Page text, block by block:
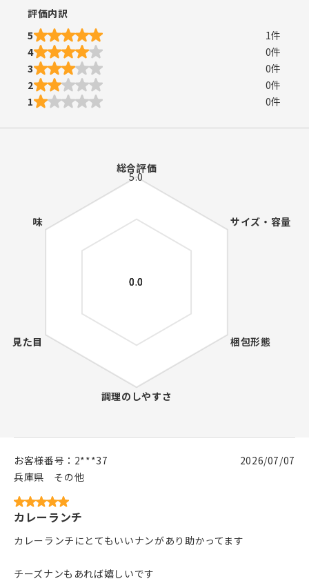
評価内訳
5
1件
4
0件
3
0件
2
0件
1
0件
お客様番号： 2***37
兵庫県
その他
2026/07/07
カレーランチ
カレーランチにとてもいいナンがあり助かってます
チーズナンもあれば嬉しいです